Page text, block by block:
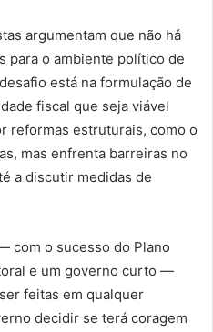
argumentam que não há
para o ambiente político de
está na formulação de
fiscal que seja viável
reformas estruturais, como o
mas enfrenta barreiras no
a discutir medidas de
com o sucesso do Plano
e um governo curto —
feitas em qualquer
decidir se terá coragem